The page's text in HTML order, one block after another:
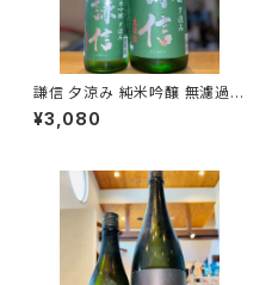
謙信 夕涼み 純米吟醸 無濾過生
1800ml１本（池田屋酒造・新潟
県糸魚川市新鉄）
¥3,080